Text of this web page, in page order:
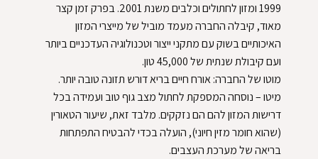
1999 ומזון לחתולים וכלבים משנת 2001. בפרק זמן קצר
מאוד, קיבלה החברה מעמד מוביל של מייצרי המזון
האיכותיים בשוק עם מתקני ייצור וטכנולוגיה העדכניים ביותר
ועם קיבולת שנתית של 45,000 טון.
מוטו של החברה: אורח חיים בריא דורש תזונה טובה יותר.
מיטו – נוסחה המספקת לחתול מצב גוף טוב ועמידה בכל
דרישות המזון להם הם נזקקים. מלבד זאת, שיעור הטאורין
(שהוא חומר מזין חיוני), הועלה בכדי להבטיח התפתחות
בריאה של מערכת העצבים.